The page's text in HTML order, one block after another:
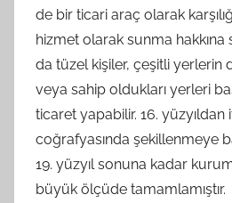
de bir ticari araç olarak
hizmet olarak sunma
da tüzel kişiler, çeşitli yerlerin
veya sahip oldukları yerleri
ticaret yapabilir. 16.
coğrafyasında şekillenmeye
19. yüzyıl sonuna kadar
büyük ölçüde tamamlamıştır.